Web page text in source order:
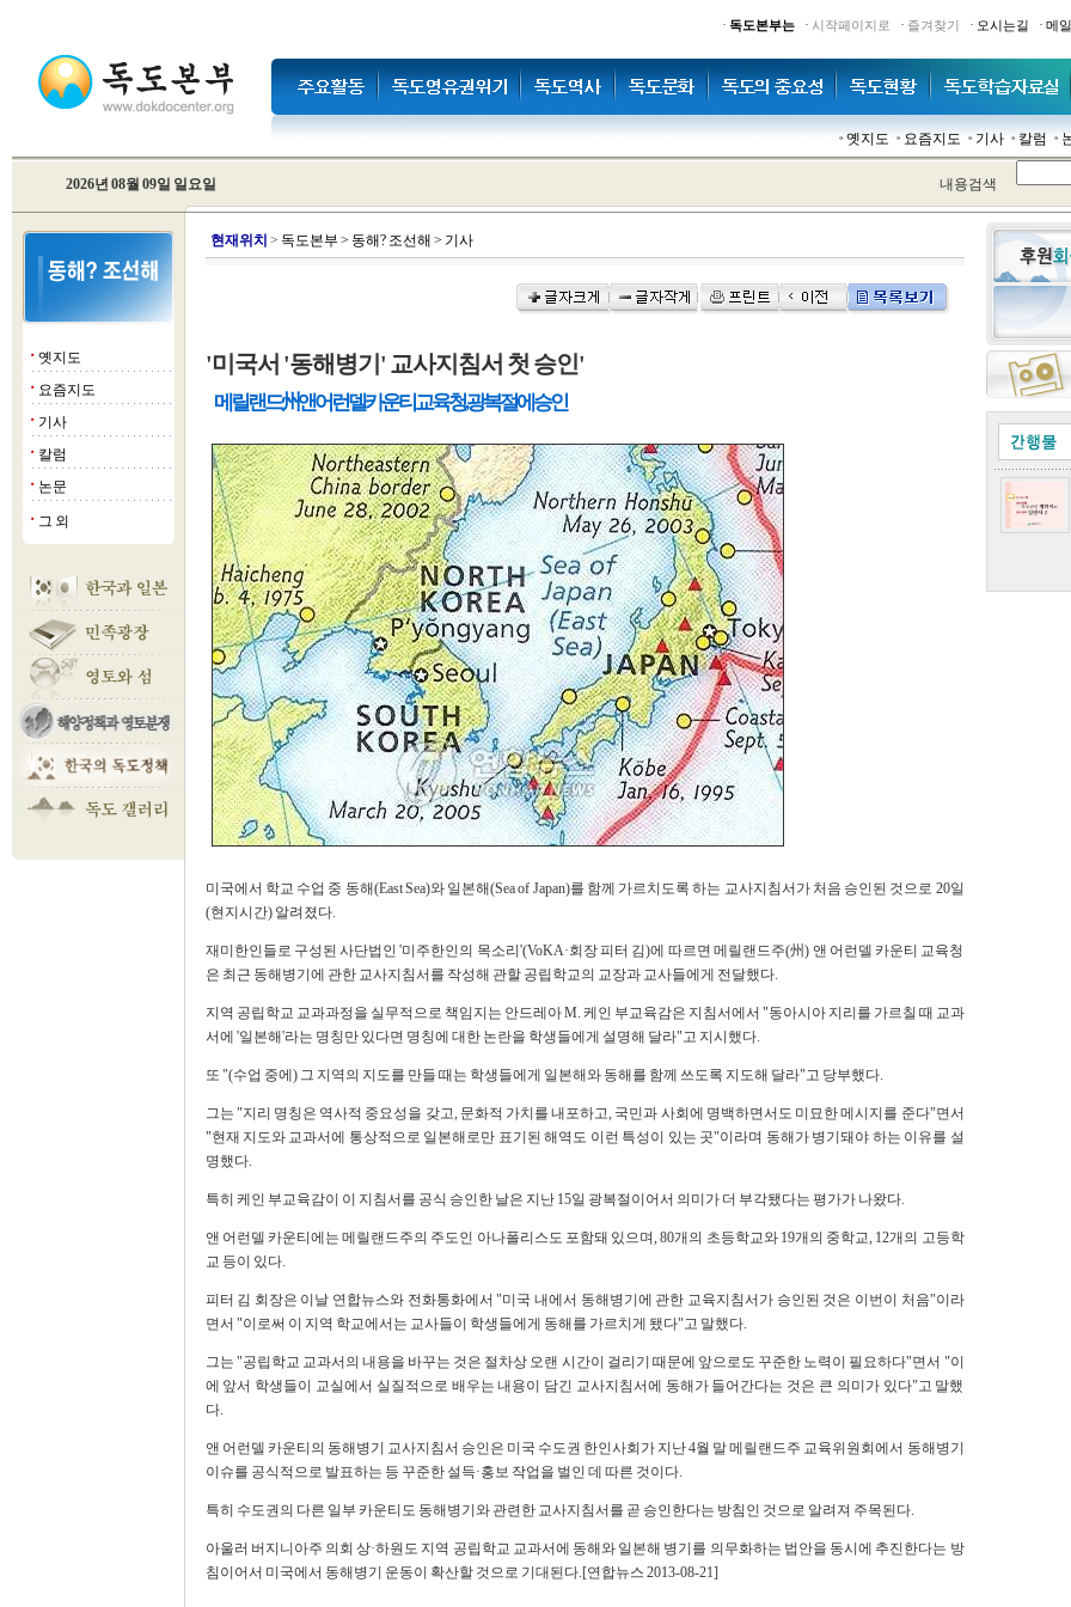
· 독도본부는 · 시작페이지로 · 즐겨찾기 · 오시는길 · 메
옛지도 요즘지도 기사 칼럼
2026년 08월 09일 일요일 내용검색
■ 옛지도
■ 요즘지도
■ 기사
■ 칼럼
■ 논문
■ 그 외
현재위치 > 독도본부 > 동해? 조선해 > 기사
'미국서 '동해병기' 교사지침서 첫 승인'
메릴랜드州 앤 어런델 카운티 교육청, 광복절에 승인
미국에서 학교 수업 중 동해(East Sea)와 일본해(Sea of Japan)를 함께 가르치도록 하는 교사지침서가 처음 승인된 것으로 20일
(현지시간) 알려졌다.
재미한인들로 구성된 사단법인 '미주한인의 목소리'(VoKA·회장 피터 김)에 따르면 메릴랜드주(州) 앤 어런델 카운티 교육청
은 최근 동해병기에 관한 교사지침서를 작성해 관할 공립학교의 교장과 교사들에게 전달했다.
지역 공립학교 교과과정을 실무적으로 책임지는 안드레아 M. 케인 부교육감은 지침서에서 "동아시아 지리를 가르칠 때 교과
서에 '일본해'라는 명칭만 있다면 명칭에 대한 논란을 학생들에게 설명해 달라"고 지시했다.
또 "(수업 중에) 그 지역의 지도를 만들 때는 학생들에게 일본해와 동해를 함께 쓰도록 지도해 달라"고 당부했다.
그는 "지리 명칭은 역사적 중요성을 갖고, 문화적 가치를 내포하고, 국민과 사회에 명백하면서도 미묘한 메시지를 준다"면서
"현재 지도와 교과서에 통상적으로 일본해로만 표기된 해역도 이런 특성이 있는 곳"이라며 동해가 병기돼야 하는 이유를 설
명했다.
특히 케인 부교육감이 이 지침서를 공식 승인한 날은 지난 15일 광복절이어서 의미가 더 부각됐다는 평가가 나왔다.
앤 어런델 카운티에는 메릴랜드주의 주도인 아나폴리스도 포함돼 있으며, 80개의 초등학교와 19개의 중학교, 12개의 고등학
교 등이 있다.
피터 김 회장은 이날 연합뉴스와 전화통화에서 "미국 내에서 동해병기에 관한 교육지침서가 승인된 것은 이번이 처음"이라
면서 "이로써 이 지역 학교에서는 교사들이 학생들에게 동해를 가르치게 됐다"고 말했다.
그는 "공립학교 교과서의 내용을 바꾸는 것은 절차상 오랜 시간이 걸리기 때문에 앞으로도 꾸준한 노력이 필요하다"면서 "이
에 앞서 학생들이 교실에서 실질적으로 배우는 내용이 담긴 교사지침서에 동해가 들어간다는 것은 큰 의미가 있다"고 말했
다.
앤 어런델 카운티의 동해병기 교사지침서 승인은 미국 수도권 한인사회가 지난 4월 말 메릴랜드주 교육위원회에서 동해병기
이슈를 공식적으로 발표하는 등 꾸준한 설득·홍보 작업을 벌인 데 따른 것이다.
특히 수도권의 다른 일부 카운티도 동해병기와 관련한 교사지침서를 곧 승인한다는 방침인 것으로 알려져 주목된다.
아울러 버지니아주 의회 상·하원도 지역 공립학교 교과서에 동해와 일본해 병기를 의무화하는 법안을 동시에 추진한다는 방
침이어서 미국에서 동해병기 운동이 확산할 것으로 기대된다.[연합뉴스 2013-08-21]